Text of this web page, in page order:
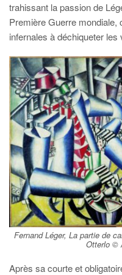
trahissant la passion de
Première Guerre
infernales à déchiqueter
Fernand Léger, La partie de
Otterlo ©
Après sa courte et